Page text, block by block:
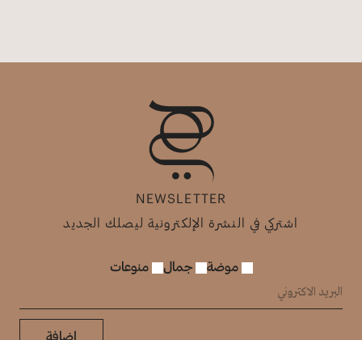
NEWSLETTER
اشتركي في النشرة الإلكترونية ليصلك الجديد
موضة جمال منوعات
إضافة